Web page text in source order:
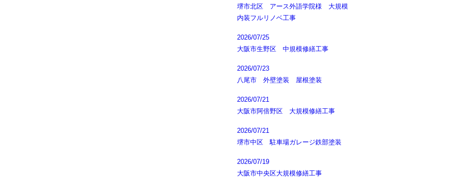
堺市北区 アース外語学院様 大規模
内装フルリノベ工事
2026/07/25
大阪市生野区 中規模修繕工事
2026/07/23
八尾市 外壁塗装 屋根塗装
2026/07/21
大阪市阿倍野区 大規模修繕工事
2026/07/21
堺市中区 駐車場ガレージ鉄部塗装
2026/07/19
大阪市中央区大規模修繕工事